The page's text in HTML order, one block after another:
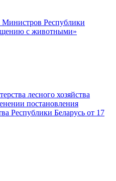
Министров Республики
с животными»
лесного хозяйства
постановления
Республики Беларусь от 17